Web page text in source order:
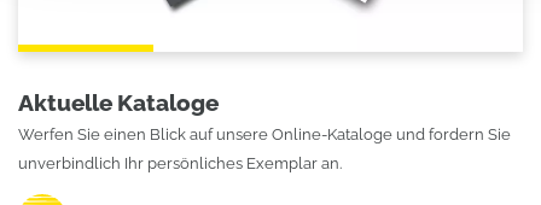
Aktuelle Kataloge
Werfen Sie einen Blick auf unsere Online-Kataloge und fordern Sie
unverbindlich Ihr persönliches Exemplar an.